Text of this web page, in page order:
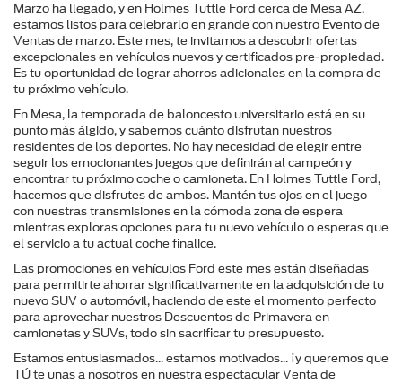
Marzo ha llegado, y en Holmes Tuttle Ford cerca de Mesa AZ,
estamos listos para celebrarlo en grande con nuestro Evento de
Ventas de marzo. Este mes, te invitamos a descubrir ofertas
excepcionales en vehículos nuevos y certificados pre-propiedad.
Es tu oportunidad de lograr ahorros adicionales en la compra de
tu próximo vehículo.
En Mesa, la temporada de baloncesto universitario está en su
punto más álgido, y sabemos cuánto disfrutan nuestros
residentes de los deportes. No hay necesidad de elegir entre
seguir los emocionantes juegos que definirán al campeón y
encontrar tu próximo coche o camioneta. En Holmes Tuttle Ford,
hacemos que disfrutes de ambos. Mantén tus ojos en el juego
con nuestras transmisiones en la cómoda zona de espera
mientras exploras opciones para tu nuevo vehículo o esperas que
el servicio a tu actual coche finalice.
Las promociones en vehículos Ford este mes están diseñadas
para permitirte ahorrar significativamente en la adquisición de tu
nuevo SUV o automóvil, haciendo de este el momento perfecto
para aprovechar nuestros Descuentos de Primavera en
camionetas y SUVs, todo sin sacrificar tu presupuesto.
Estamos entusiasmados... estamos motivados... ¡y queremos que
TÚ te unas a nosotros en nuestra espectacular Venta de